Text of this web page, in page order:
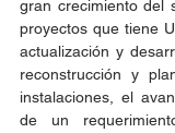
gran crecimiento del
proyectos que tiene
actualización y
reconstrucción y
instalaciones, el
de un